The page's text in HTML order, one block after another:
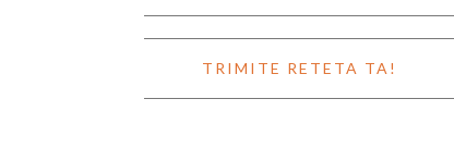
TRIMITE RETETA TA!